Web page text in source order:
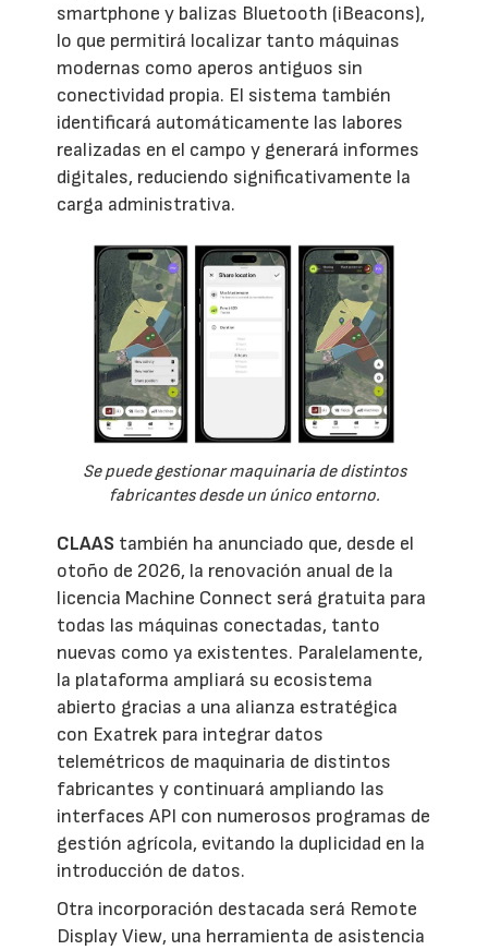
smartphone y balizas Bluetooth (iBeacons),
lo que permitirá localizar tanto máquinas
modernas como aperos antiguos sin
conectividad propia. El sistema también
identificará automáticamente las labores
realizadas en el campo y generará informes
digitales, reduciendo significativamente la
carga administrativa.
Se puede gestionar maquinaria de distintos
fabricantes desde un único entorno.
CLAAS también ha anunciado que, desde el
otoño de 2026, la renovación anual de la
licencia Machine Connect será gratuita para
todas las máquinas conectadas, tanto
nuevas como ya existentes. Paralelamente,
la plataforma ampliará su ecosistema
abierto gracias a una alianza estratégica
con Exatrek para integrar datos
telemétricos de maquinaria de distintos
fabricantes y continuará ampliando las
interfaces API con numerosos programas de
gestión agrícola, evitando la duplicidad en la
introducción de datos.
Otra incorporación destacada será Remote
Display View, una herramienta de asistencia